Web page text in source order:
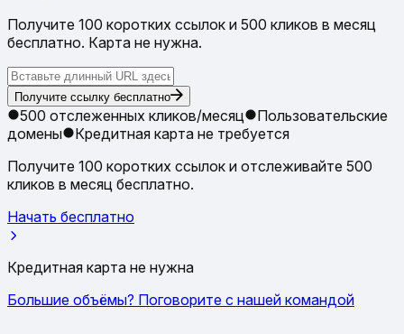
Получите 100 коротких ссылок и 500 кликов в месяц
бесплатно. Карта не нужна.
Получите ссылку бесплатно
500 отслеженных кликов/месяц
Пользовательские
домены
Кредитная карта не требуется
Получите 100 коротких ссылок и отслеживайте 500
кликов в месяц бесплатно.
Начать бесплатно
Кредитная карта не нужна
Большие объёмы? Поговорите с нашей командой